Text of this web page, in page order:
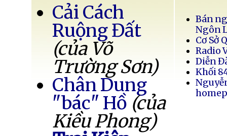
Cải Cách
Ruộng Đất
(của Võ
Trường Sơn)
Chân Dung
"bác" Hồ (của
Kiều Phong)
Bán
Ngôn
Cơ Sở
Radio
Diễn
Khối